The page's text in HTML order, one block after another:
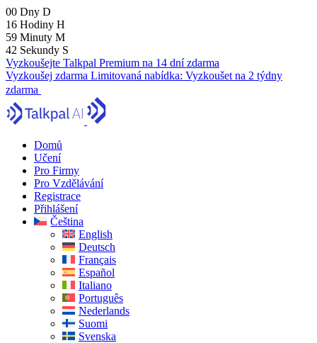
00 Dny D
16 Hodiny H
59 Minuty M
41 Sekundy S
Vyzkoušejte Talkpal Premium na 14 dní zdarma
Vyzkoušej zdarma Limitovaná nabídka: Vyzkoušet na 2 týdny
zdarma
Domů
Učení
Pro Firmy
Pro Vzdělávání
Registrace
Přihlášení
Čeština
English
Deutsch
Français
Español
Italiano
Português
Nederlands
Suomi
Svenska